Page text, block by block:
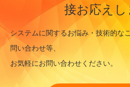
接お応え
システムに関するお悩み・技術的な
問い合わせ等、
お気軽にお問い合わせください。